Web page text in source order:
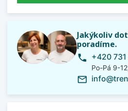
Jakýkoliv
poradíme.
phone +420
Po-Pá 9-
mail_outline